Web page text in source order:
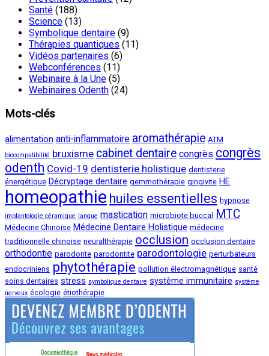
Santé (188)
Science (13)
Symbolique dentaire (9)
Thérapies quantiques (11)
Vidéos partenaires (6)
Webconférences (11)
Webinaire à la Une (5)
Webinaires Odenth (24)
Mots-clés
alimentation anti-inflammatoire aromathérapie ATM
biocompatibilité bruxisme cabinet dentaire congrès congrès
odenth Covid-19 dentisterie holistique dentisterie
énergétique Décryptage dentaire gemmothérapie gingivite HE
homeopathie huiles essentielles hypnose
implantologie céramique langue mastication microbiote buccal MTC
Médecine Chinoise Médecine Dentaire Holistique médecine
traditionnelle chinoise neuralthérapie occlusion occlusion dentaire
orthodontie parodonte parodontite parodontologie perturbateurs
endocriniens phytothérapie pollution électromagnétique santé
soins dentaires stress symbolique dentaire système immunitaire système
nerveux écologie étiothérapie